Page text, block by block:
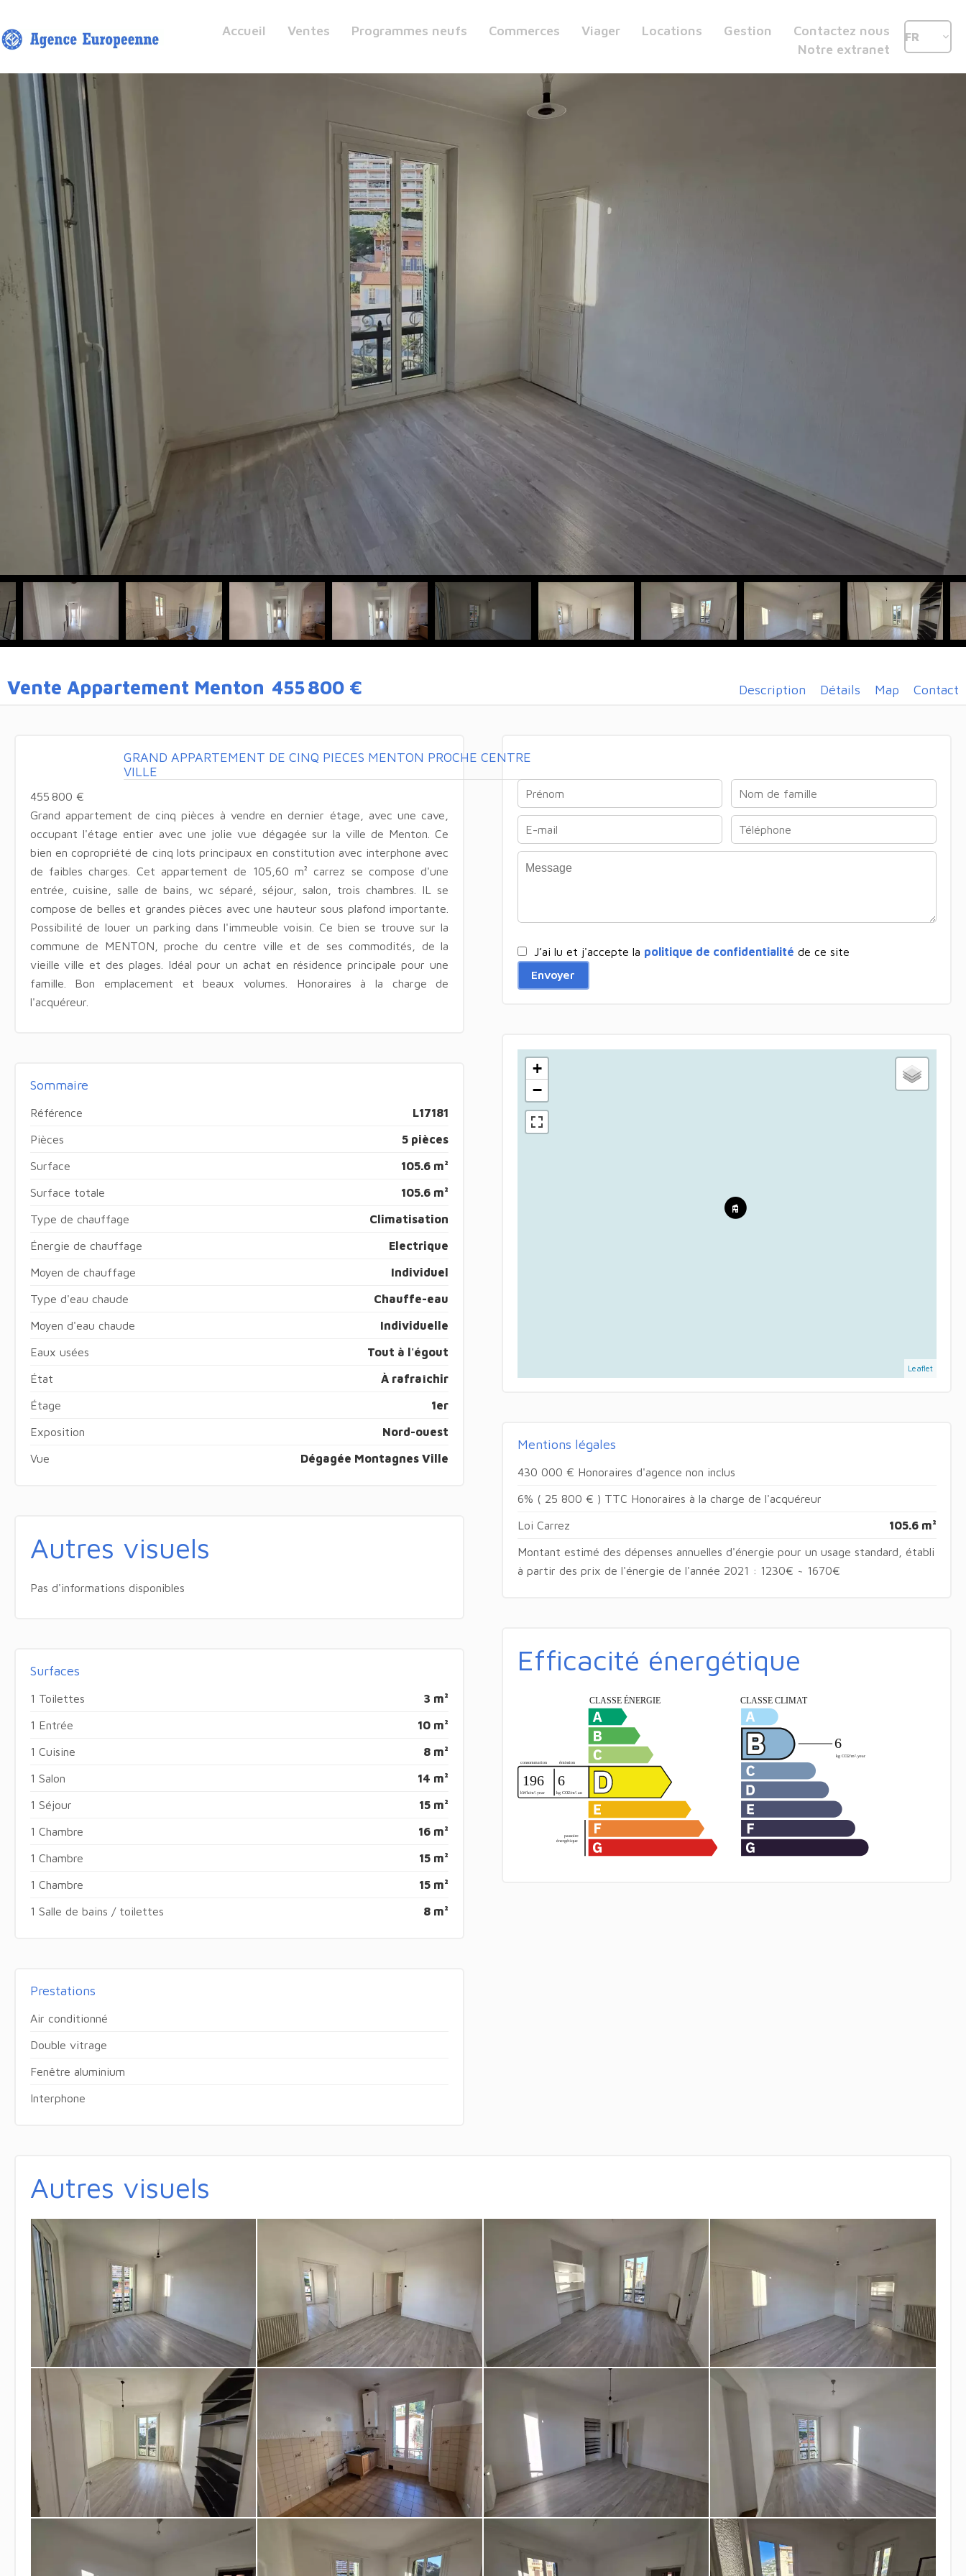
Accueil Ventes Programmes neufs Commerces Viager Locations Gestion
Contactez nous
Notre extranet
FR
Vente Appartement Menton 455 800 € Description Détails Map Contact
GRAND APPARTEMENT DE CINQ PIECES MENTON PROCHE CENTRE
VILLE
455 800 €
Grand appartement de cinq pièces à vendre en dernier étage, avec une cave,
occupant l'étage entier avec une jolie vue dégagée sur la ville de Menton. Ce
bien en copropriété de cinq lots principaux en constitution avec interphone avec
de faibles charges. Cet appartement de 105,60 m² carrez se compose d'une
entrée, cuisine, salle de bains, wc séparé, séjour, salon, trois chambres. IL se
compose de belles et grandes pièces avec une hauteur sous plafond importante.
Possibilité de louer un parking dans l'immeuble voisin. Ce bien se trouve sur la
commune de MENTON, proche du centre ville et de ses commodités, de la
vieille ville et des plages. Idéal pour un achat en résidence principale pour une
famille. Bon emplacement et beaux volumes. Honoraires à la charge de
l'acquéreur.
Sommaire
Référence L17181
Pièces 5 pièces
Surface 105.6 m²
Surface totale 105.6 m²
Type de chauffage Climatisation
Énergie de chauffage Electrique
Moyen de chauffage Individuel
Type d'eau chaude Chauffe-eau
Moyen d'eau chaude Individuelle
Eaux usées Tout à l'égout
État À rafraîchir
Étage 1er
Exposition Nord-ouest
Vue Dégagée Montagnes Ville
Autres visuels
Pas d'informations disponibles
Surfaces
1 Toilettes 3 m²
1 Entrée 10 m²
1 Cuisine 8 m²
1 Salon 14 m²
1 Séjour 15 m²
1 Chambre 16 m²
1 Chambre 15 m²
1 Chambre 15 m²
1 Salle de bains / toilettes 8 m²
Prestations
Air conditionné
Double vitrage
Fenêtre aluminium
Interphone
J’ai lu et j'accepte la politique de confidentialité de ce site
Envoyer
+
−
Leaflet
Mentions légales
430 000 € Honoraires d'agence non inclus
6% ( 25 800 € ) TTC Honoraires à la charge de l'acquéreur
Loi Carrez 105.6 m²
Montant estimé des dépenses annuelles d'énergie pour un usage standard, établi
à partir des prix de l'énergie de l'année 2021 : 1230€ ~ 1670€
Efficacité énergétique
Autres visuels